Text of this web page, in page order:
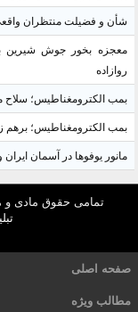
شأن و فضیلت منتظران
معجزه بخور جوش شیرین
روازاده
بمب الکترومغناطیس؛ سلاح
بمب الکترومغناطیس؛ برهم
مانور یوفوها در آسمان
تمامی حقوق مادی و
صفحه اصلی
مطالب ویژه